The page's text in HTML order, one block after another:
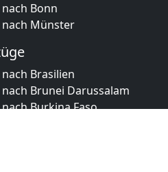
Bonn
Münster
Brasilien
Brunei Darussalam
Burkina Faso